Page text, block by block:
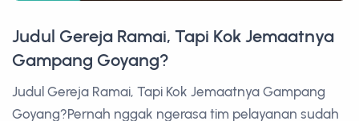
Judul Gereja Ramai, Tapi Kok Jemaatnya
Gampang Goyang?
Judul Gereja Ramai, Tapi Kok Jemaatnya Gampang
Goyang?Pernah nggak ngerasa tim pelayanan sudah